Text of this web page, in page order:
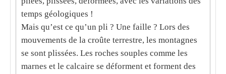
temps géologiques !
Mais qu’est ce qu’un pli ? Une faille ? Lors des
mouvements de la croûte terrestre, les montagnes
se sont plissées. Les roches souples comme les
marnes et le calcaire se déforment et forment des